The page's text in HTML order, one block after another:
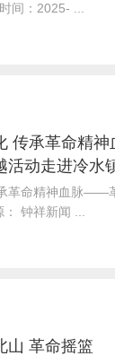
间：2025- ...
传承革命精
活动走进冷水
革命精神血脉——
钟祥新闻 ...
山 革命摇篮